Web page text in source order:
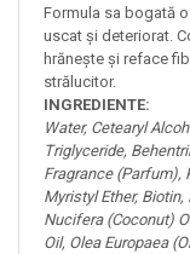
Formula sa bogată
uscat și deteriorat.
hrănește și reface
strălucitor.
INGREDIENTE:
Water, Cetearyl
Triglyceride,
Fragrance (Parfum),
Myristyl Ether,
Nucifera (Coconut)
Oil, Olea Europaea